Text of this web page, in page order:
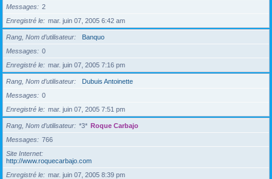
Messages
2
Enregistré le
mar. juin 07, 2005 6:42 am
Rang, Nom d’utilisateur
Banquo
Messages
0
Enregistré le
mar. juin 07, 2005 7:16 pm
Rang, Nom d’utilisateur
Dubuis Antoinette
Messages
0
Enregistré le
mar. juin 07, 2005 7:51 pm
Rang, Nom d’utilisateur *3* Roque Carbajo
Messages
766
Site Internet
http://www.roquecarbajo.com
Enregistré le
mar. juin 07, 2005 8:39 pm